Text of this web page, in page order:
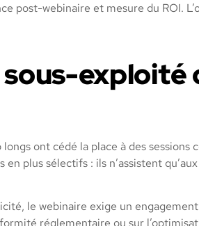
post-webinaire et mesure du ROI.
exploité
ont cédé la place à des sessions
plus sélectifs : ils n’assistent
le webinaire exige un
réglementaire ou sur